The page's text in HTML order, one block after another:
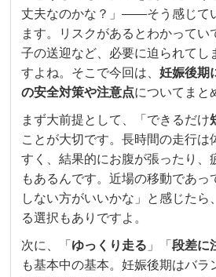
丈夫なのかな？」――そう感じて
ます。リスクがあるとわかってい
子の送迎など、必要に迫られてし
すよね。そこで今回は、妊娠後期
の安全対策や注意点についてまと
まず大前提として、「できるだけ
ことが大切です。長時間の走行は
すく、結果的にお腹が張ったり、
もあるんです。近場の移動であっ
しない方がいいかな」と感じたら
る選択もありですよ。
次に、「 ゆっくり走る 」「段差に
も基本中の基本。妊娠後期はバラ